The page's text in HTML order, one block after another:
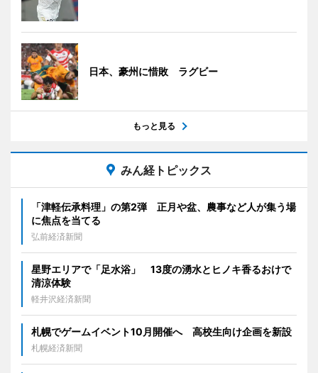
日本、豪州に惜敗 ラグビー
もっと見る
みん経トピックス
「津軽伝承料理」の第2弾 正月や盆、農事など人が集う場
に焦点を当てる
弘前経済新聞
星野エリアで「足水浴」 13度の湧水とヒノキ香るおけで
清涼体験
軽井沢経済新聞
札幌でゲームイベント10月開催へ 高校生向け企画を新設
札幌経済新聞